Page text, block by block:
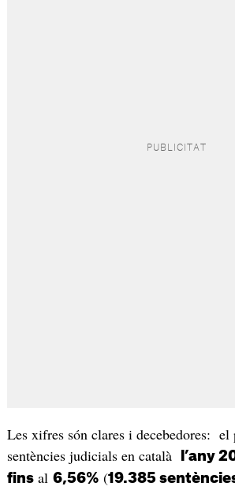
Les xifres són clares i decebedores: el
sentències judicials en català
l’any
finsal 6,56% (19.385